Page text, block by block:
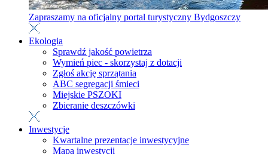
Zapraszamy na oficjalny portal turystyczny Bydgoszczy
Ekologia
Sprawdź jakość powietrza
Wymień piec - skorzystaj z dotacji
Zgłoś akcję sprzątania
ABC segregacji śmieci
Miejskie PSZOKI
Zbieranie deszczówki
Inwestycje
Kwartalne prezentacje inwestycyjne
Mapa inwestycji